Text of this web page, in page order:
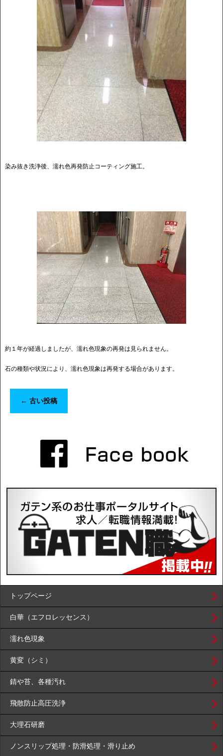
染み抜き洗浄後、濡れ色再発防止コーティング施工。
約１年が経過しましたが、濡れ色現象の再発は見られません。
石の種類や状況により、濡れ色現象は再発する場合があります。
← 古い投稿
トップページ
白華（エフロレッセンス）
濡れ色現象
黄変（シミ）
錆や苔、各種汚れ
飛散防止高圧洗浄
大理石研磨
ノンスリップ処理・防滑処理・滑り止め